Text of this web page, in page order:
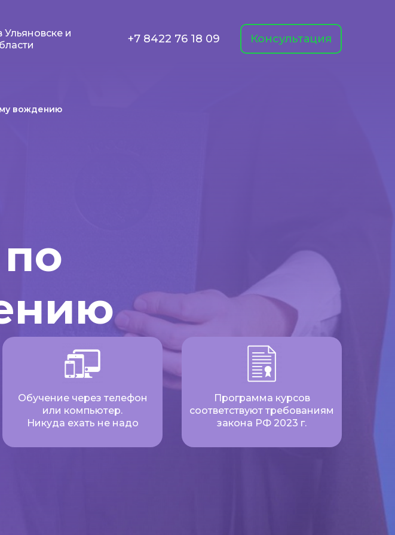
и
+7 8422 76 18 09 Консультация
Обучение через телефон
или компьютер.
Никуда ехать не надо
Программа курсов
соответствуют требованиям
закона РФ 2023 г.
вождению